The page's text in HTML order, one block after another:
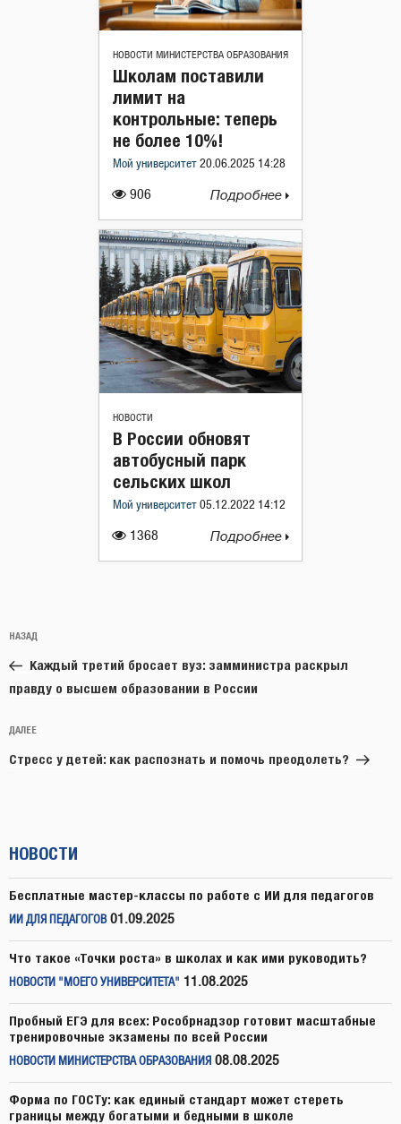
НОВОСТИ МИНИСТЕРСТВА ОБРАЗОВАНИЯ
906
Школам поставили
лимит на
контрольные: теперь
не более 10%!
Мой университет 20.06.2025 14:28
Подробнее
НОВОСТИ
1368
В России обновят
автобусный парк
сельских школ
Мой университет 05.12.2022 14:12
Подробнее
по
записям
Предыдущая
запись:
НАЗАД
Каждый третий бросает вуз: замминистра раскрыл
правду о высшем образовании в России
Следующая
запись
ДАЛЕЕ
Стресс у детей: как распознать и помочь преодолеть?
НОВОСТИ
Бесплатные мастер-классы по работе с ИИ для педагогов
ИИ ДЛЯ ПЕДАГОГОВ 01.09.2025
Что такое «Точки роста» в школах и как ими руководить?
НОВОСТИ "МОЕГО УНИВЕРСИТЕТА" 11.08.2025
Пробный ЕГЭ для всех: Рособрнадзор готовит масштабные
тренировочные экзамены по всей России
НОВОСТИ МИНИСТЕРСТВА ОБРАЗОВАНИЯ 08.08.2025
Форма по ГОСТу: как единый стандарт может стереть
границы между богатыми и бедными в школе